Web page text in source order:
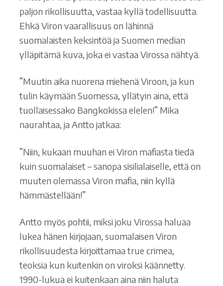
paljon rikollisuutta, vastaa kyllä todellisuutta.
Ehkä Viron vaarallisuus on lähinnä
suomalaisten keksintöä ja Suomen median
ylläpitämä kuva, joka ei vastaa Virossa nähtyä.
”Muutin aika nuorena miehenä Viroon, ja kun
tulin käymään Suomessa, yllätyin aina, että
tuollaisessako Bangkokissa elelen!” Mika
naurahtaa, ja Antto jatkaa:
”Niin, kukaan muuhan ei Viron mafiasta tiedä
kuin suomalaiset – sanopa sisilialaiselle, että on
muuten olemassa Viron mafia, niin kyllä
hämmästellään!”
Antto myös pohtii, miksi joku Virossa haluaa
lukea hänen kirjojaan, suomalaisen Viron
rikollisuudesta kirjoittamaa true crimea,
teoksia kun kuitenkin on viroksi käännetty.
1990-lukua ei kuitenkaan aina niin haluta